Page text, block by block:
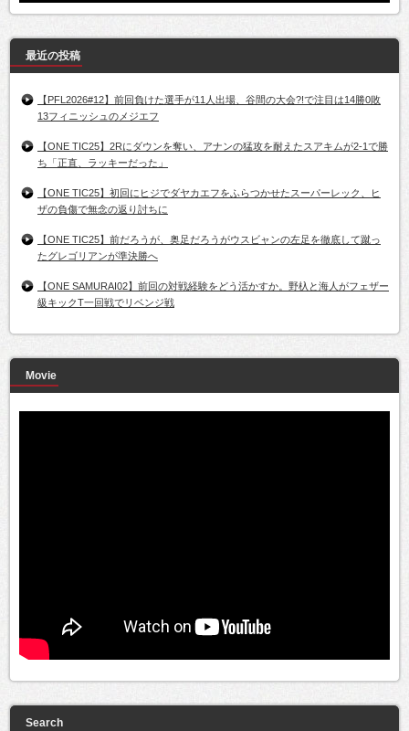
最近の投稿
【PFL2026#12】前回負けた選手が11人出場、谷間の大会?!で注目は14勝0敗
13フィニッシュのメジエフ
【ONE TIC25】2Rにダウンを奪い、アナンの猛攻を耐えたスアキムが2-1で勝
ち「正直、ラッキーだった」
【ONE TIC25】初回にヒジでダヤカエフをふらつかせたスーパーレック、ヒ
ザの負傷で無念の返り討ちに
【ONE TIC25】前だろうが、奥足だろうがウスビャンの左足を徹底して蹴っ
たグレゴリアンが準決勝へ
【ONE SAMURAI02】前回の対戦経験をどう活かすか。野杁と海人がフェザー
級キックT一回戦でリベンジ戦
Movie
Search